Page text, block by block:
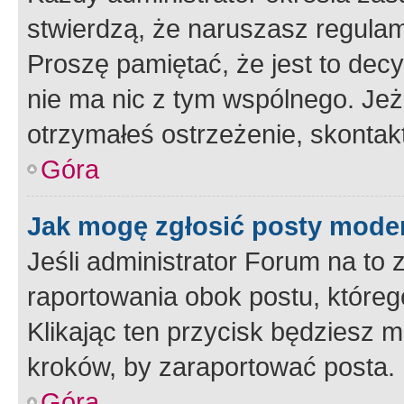
stwierdzą, że naruszasz
Proszę pamiętać, że jest to
nie ma nic z tym wspólnego.
otrzymałeś ostrzeżenie,
Góra
Jak mogę zgłosić posty
Jeśli administrator Forum na to
raportowania obok postu,
Klikając ten przycisk będziesz
kroków, by zaraportować posta.